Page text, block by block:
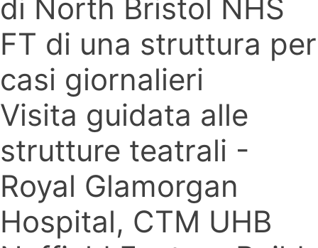
di North Bristol NHS
FT di una struttura per
casi giornalieri
Visita guidata alle
strutture teatrali -
Royal Glamorgan
Hospital, CTM UHB